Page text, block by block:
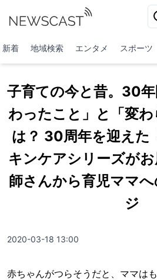
新着 地域検索 エンタメ スポーツ
子育ての今と昔。30
わったこと」と「変
は？ 30周年を迎えた
キンケアシリーズが
師さんから育児ママ
ジ
2020-03-18 13:00
赤ちゃんがつらそうだと、ママは